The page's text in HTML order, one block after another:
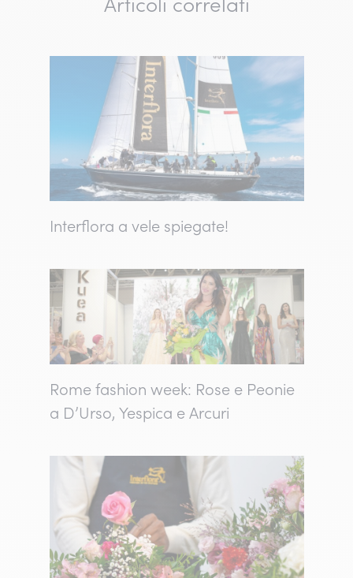
Interflora a vele spiegate!
Rome fashion week: Rose e Peonie
a D’Urso, Yespica e Arcuri